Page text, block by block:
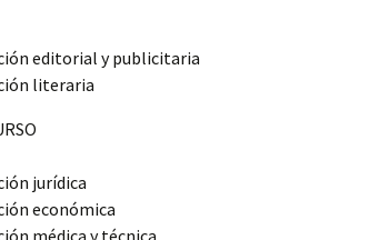
editorial y publicitaria
literaria
jurídica
económica